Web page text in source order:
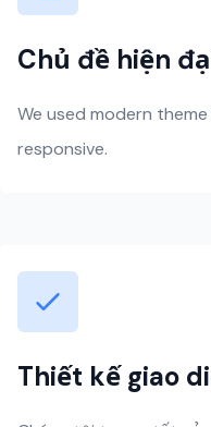
Chủ đề hiện
We used modern
responsive.
Thiết kế giao